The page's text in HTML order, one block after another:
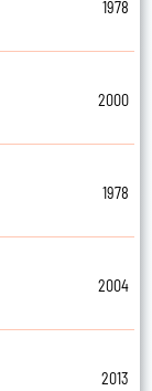
1978
2000
1978
2004
2013